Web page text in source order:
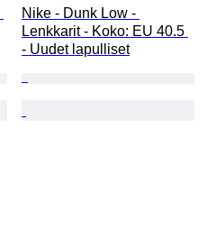
Nike - Dunk Low -
Lenkkarit - Koko: EU 40.5
- Uudet lapulliset